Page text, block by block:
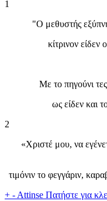
1
"Ο μεθυστής
κίτρινον
Με το πηγούνι
ως είδεν και
2
«Χριστέ μου, να
τιμόνιν το φεγγάριν,
+ - Attinse Πατήστε για